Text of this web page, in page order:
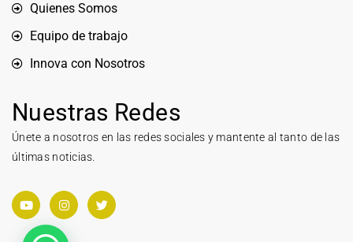
Quienes Somos
Equipo de trabajo
Innova con Nosotros
Nuestras Redes
Únete a nosotros en las redes sociales y mantente al tanto de las
últimas noticias.